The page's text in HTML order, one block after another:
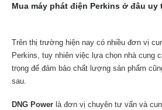
Mua máy phát điện Perkins ở đâu uy
Trên thị trường hiện nay có nhiều đơn vị
Perkins, tuy nhiên việc lựa chọn nhà cung
trọng để đảm bảo chất lượng sản phẩm
sau.
DNG Power là đơn vị chuyên tư vấn và